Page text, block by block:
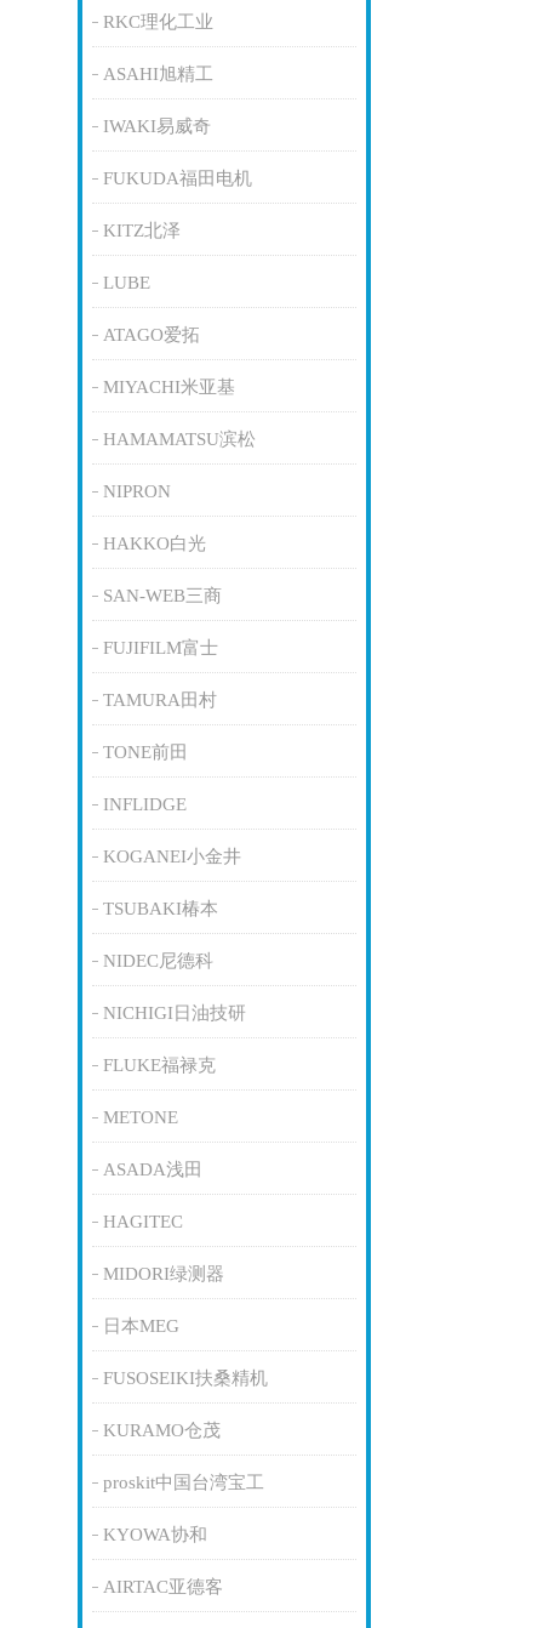
RKC理化工业
ASAHI旭精工
IWAKI易威奇
FUKUDA福田电机
KITZ北泽
LUBE
ATAGO爱拓
MIYACHI米亚基
HAMAMATSU滨松
NIPRON
HAKKO白光
SAN-WEB三商
FUJIFILM富士
TAMURA田村
TONE前田
INFLIDGE
KOGANEI小金井
TSUBAKI椿本
NIDEC尼德科
NICHIGI日油技研
FLUKE福禄克
METONE
ASADA浅田
HAGITEC
MIDORI绿测器
日本MEG
FUSOSEIKI扶桑精机
KURAMO仓茂
proskit中国台湾宝工
KYOWA协和
AIRTAC亚德客